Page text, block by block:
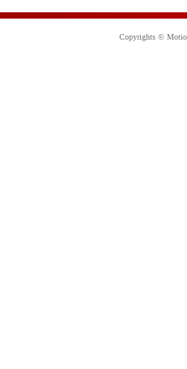
Copyrights ©